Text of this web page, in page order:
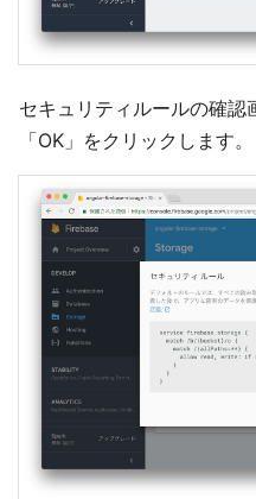
セキュリティルールの確認
「OK」をクリックします。